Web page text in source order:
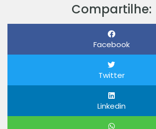
Compartilhe:
Facebook
Twitter
Linkedin